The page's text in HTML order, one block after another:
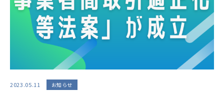
2023.05.11 お知らせ